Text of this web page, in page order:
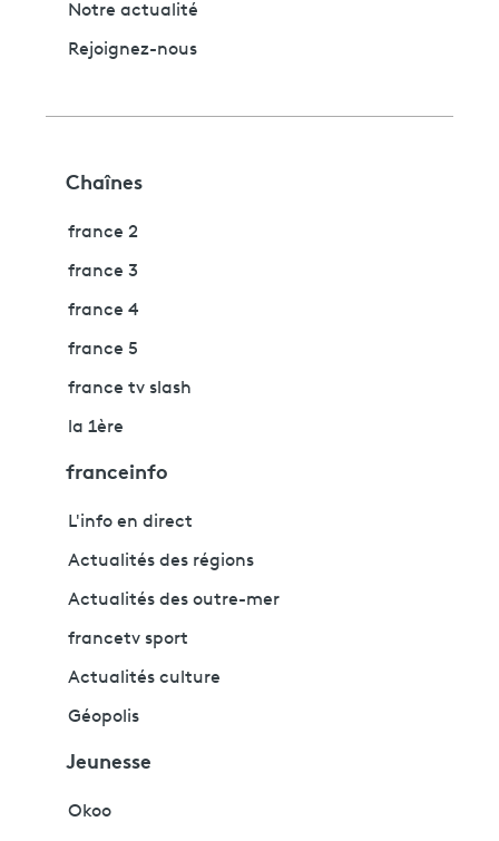
Notre actualité
Rejoignez-nous
Chaînes
france 2
france 3
france 4
france 5
france tv slash
la 1ère
franceinfo
L'info en direct
Actualités des régions
Actualités des outre-mer
francetv sport
Actualités culture
Géopolis
Jeunesse
Okoo